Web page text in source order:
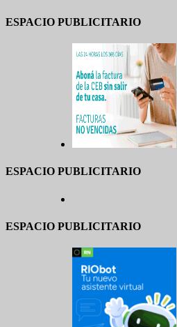
ESPACIO PUBLICITARIO
ESPACIO PUBLICITARIO
ESPACIO PUBLICITARIO